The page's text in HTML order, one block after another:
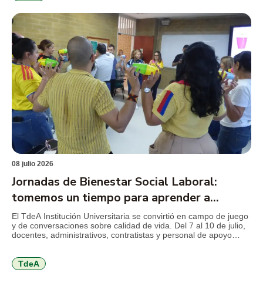
08 julio 2026
Jornadas de Bienestar Social Laboral:
tomemos un tiempo para aprender a
cuidarnos
El TdeA Institución Universitaria se convirtió en campo de juego
y de conversaciones sobre calidad de vida. Del 7 al 10 de julio,
docentes, administrativos, contratistas y personal de apoyo
entre otros temas que invitan a volver […]
TdeA